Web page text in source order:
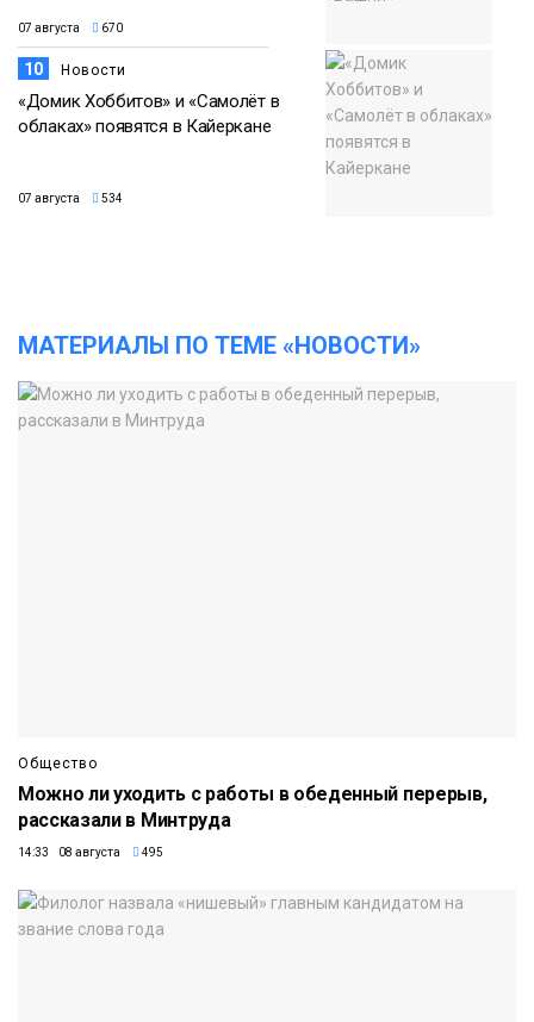
07 августа 670
10 Новости
«Домик Хоббитов» и «Самолёт в
облаках» появятся в Кайеркане
07 августа 534
МАТЕРИАЛЫ ПО ТЕМЕ «НОВОСТИ»
Общество
Можно ли уходить с работы в обеденный перерыв,
рассказали в Минтруда
14:33 08 августа 495